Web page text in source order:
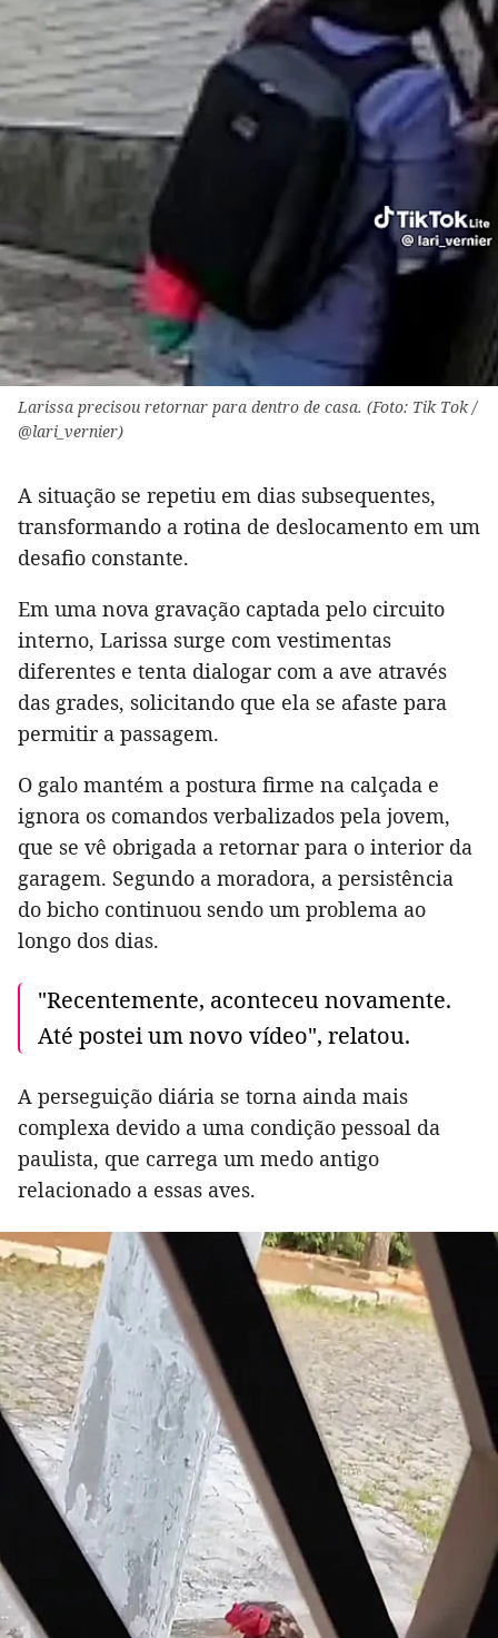
Larissa precisou retornar para dentro de casa. (Foto: Tik Tok /
@lari_vernier)
A situação se repetiu em dias subsequentes,
transformando a rotina de deslocamento em um
desafio constante.
Em uma nova gravação captada pelo circuito
interno, Larissa surge com vestimentas
diferentes e tenta dialogar com a ave através
das grades, solicitando que ela se afaste para
permitir a passagem.
O galo mantém a postura firme na calçada e
ignora os comandos verbalizados pela jovem,
que se vê obrigada a retornar para o interior da
garagem. Segundo a moradora, a persistência
do bicho continuou sendo um problema ao
longo dos dias.
"Recentemente, aconteceu novamente.
Até postei um novo vídeo", relatou.
A perseguição diária se torna ainda mais
complexa devido a uma condição pessoal da
paulista, que carrega um medo antigo
relacionado a essas aves.